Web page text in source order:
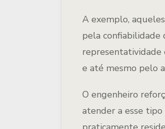
A exemplo,
pela confiabilidade
representatividade
e até mesmo pelo
O engenheiro
atender a esse tipo